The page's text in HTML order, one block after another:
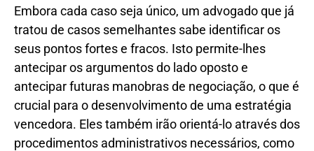
Embora cada caso seja único, um advogado que já
tratou de casos semelhantes sabe identificar os
seus pontos fortes e fracos. Isto permite-lhes
antecipar os argumentos do lado oposto e
antecipar futuras manobras de negociação, o que é
crucial para o desenvolvimento de uma estratégia
vencedora. Eles também irão orientá-lo através dos
procedimentos administrativos necessários, como